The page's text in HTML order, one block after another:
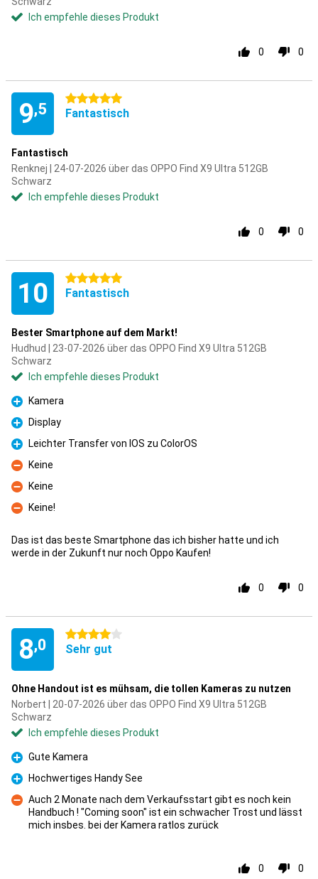
Ich empfehle dieses Produkt
0 0
9,5
5 Sterne
Fantastisch
Fantastisch
Renknej | 24-07-2026 über das OPPO Find X9 Ultra 512GB
Schwarz
Ich empfehle dieses Produkt
0 0
10 5 Sterne
Fantastisch
Bester Smartphone auf dem Markt!
Hudhud | 23-07-2026 über das OPPO Find X9 Ultra 512GB
Schwarz
Ich empfehle dieses Produkt
Pro
Kamera
Pro
Display
Pro
Leichter Transfer von IOS zu ColorOS
Kontra
Keine
Kontra
Keine
Kontra
Keine!
Das ist das beste Smartphone das ich bisher hatte und ich
werde in der Zukunft nur noch Oppo Kaufen!
0 0
8,0
4 Sterne
Sehr gut
Ohne Handout ist es mühsam, die tollen Kameras zu nutzen
Norbert | 20-07-2026 über das OPPO Find X9 Ultra 512GB
Schwarz
Ich empfehle dieses Produkt
Pro
Gute Kamera
Pro
Hochwertiges Handy See
Kontra
Auch 2 Monate nach dem Verkaufsstart gibt es noch kein
Handbuch ! "Coming soon" ist ein schwacher Trost und lässt
mich insbes. bei der Kamera ratlos zurück
0 0